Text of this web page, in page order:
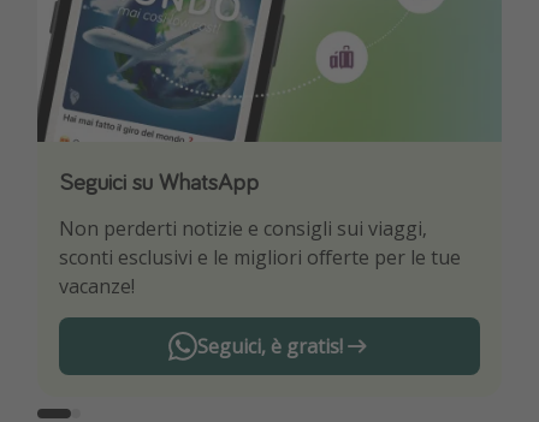
Seguici su WhatsApp
Non perderti notizie e consigli sui viaggi,
sconti esclusivi e le migliori offerte per le tue
vacanze!
Seguici, è gratis!
Scarica la nostra App
Sii il primo a conoscere le migliori offerte di
viaggio